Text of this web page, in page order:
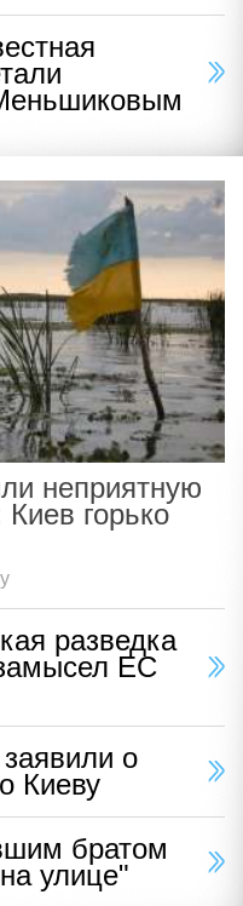
неприятную
горько
разведка
ЕС
о
Киеву
братом
улице"